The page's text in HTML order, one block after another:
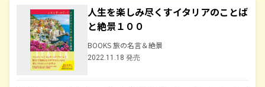
人生を楽しみ尽くすイタリアのことば
と絶景１００
BOOKS 旅の名言＆絶景
2022.11.18 発売